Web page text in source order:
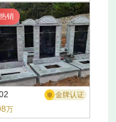
销
金牌认证
万